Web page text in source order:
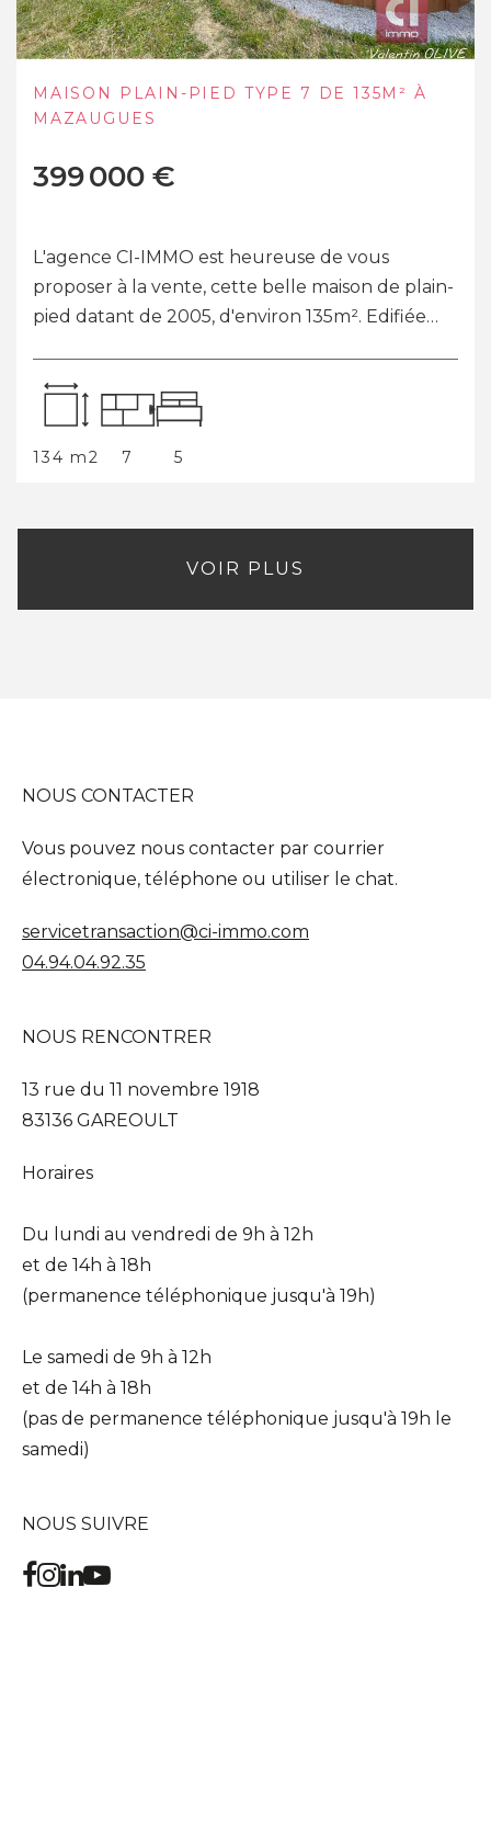
FORCALQUEIRET - VILLA T5
CONTEMPORAINE DE 2020 AVEC PISCINE
À Forcalqueiret, cette villa contemporaine de
plain-pied construite en 2020 séduit dès les
VOIR PLUS
NOUS CONTACTER
Vous pouvez nous contacter par courrier
électronique, téléphone ou utiliser le chat.
servicetransaction@ci-immo.com
04.94.04.92.35
NOUS RENCONTRER
13 rue du 11 novembre 1918
83136 GAREOULT
Horaires
Du lundi au vendredi de 9h à 12h
et de 14h à 18h
(permanence téléphonique jusqu'à 19h)
Le samedi de 9h à 12h
et de 14h à 18h
(pas de permanence téléphonique jusqu'à 19h le
samedi)
NOUS SUIVRE